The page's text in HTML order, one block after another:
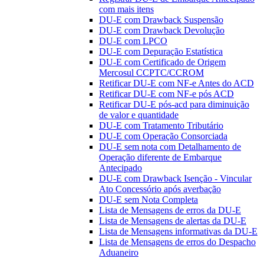
com mais itens
DU-E com Drawback Suspensão
DU-E com Drawback Devolução
DU-E com LPCO
DU-E com Depuração Estatística
DU-E com Certificado de Origem
Mercosul CCPTC/CCROM
Retificar DU-E com NF-e Antes do ACD
Retificar DU-E com NF-e pós ACD
Retificar DU-E pós-acd para diminuição
de valor e quantidade
DU-E com Tratamento Tributário
DU-E com Operação Consorciada
DU-E sem nota com Detalhamento de
Operação diferente de Embarque
Antecipado
DU-E com Drawback Isenção - Vincular
Ato Concessório após averbação
DU-E sem Nota Completa
Lista de Mensagens de erros da DU-E
Lista de Mensagens de alertas da DU-E
Lista de Mensagens informativas da DU-E
Lista de Mensagens de erros do Despacho
Aduaneiro